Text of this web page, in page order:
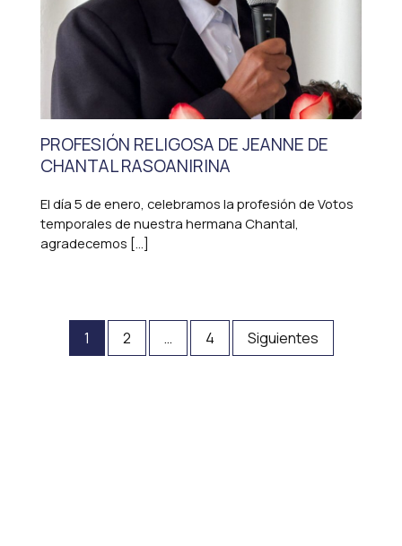
PROFESIÓN RELIGOSA DE JEANNE DE
CHANTAL RASOANIRINA
El día 5 de enero, celebramos la profesión de Votos
temporales de nuestra hermana Chantal,
agradecemos […]
1 2 … 4 Siguientes